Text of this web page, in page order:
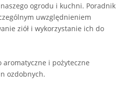
ogrodu i kuchni. Poradnik
uwzględnieniem
ziół i wykorzystanie ich do
aromatyczne i pożyteczne
ozdobnych.